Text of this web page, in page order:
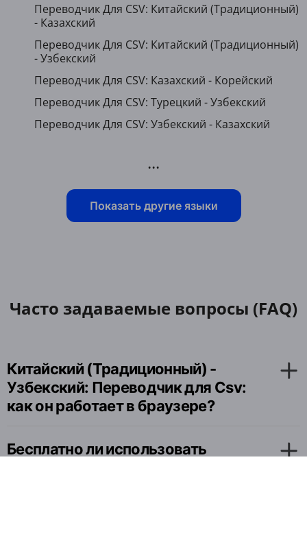
Переводчик Для CSV: Китайский (Традиционный)
- Казахский
Переводчик Для CSV: Китайский (Традиционный)
- Узбекский
Переводчик Для CSV: Казахский - Корейский
Переводчик Для CSV: Турецкий - Узбекский
Переводчик Для CSV: Узбекский - Казахский
...
Показать другие языки
Часто задаваемые вопросы (FAQ)
Китайский (Традиционный) -
Узбекский: Переводчик для Csv:
как он работает в браузере?
Бесплатно ли использовать